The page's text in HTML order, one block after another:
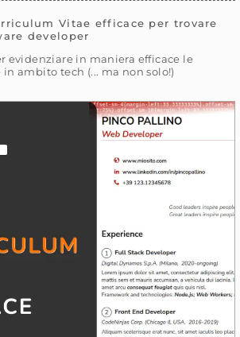
Vitae efficace per trovare
developer
evidenziare in maniera efficace le
ambito tech (... ma non solo!)